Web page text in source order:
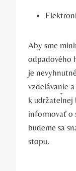
Aby sme
odpadového
je
vzdelávanie
k udržateľnej
informovať o
budeme sa
stopu.